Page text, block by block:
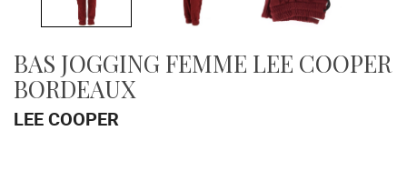
BAS JOGGING FEMME LEE COOPER
BORDEAUX
LEE COOPER